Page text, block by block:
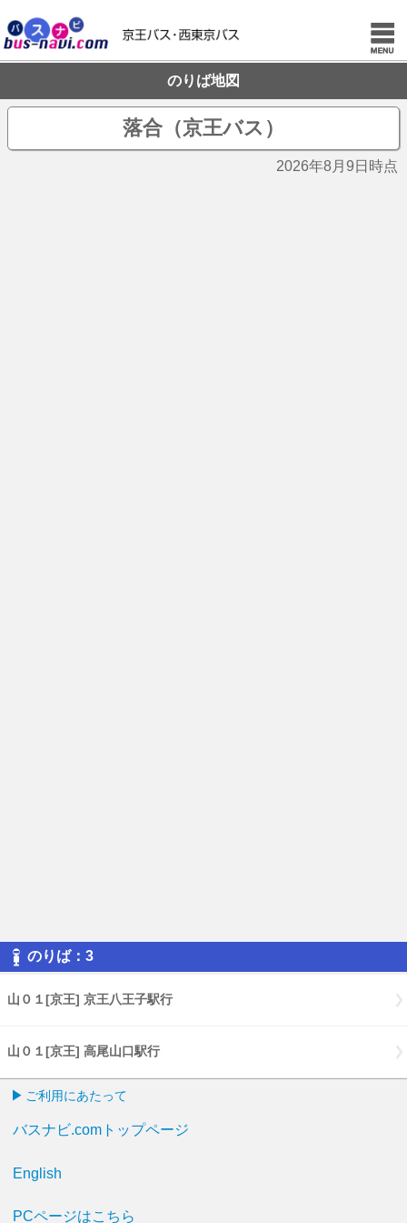
のりば地図
落合（京王バス）
2026年8月9日時点
のりば：3
山０１[京王] 京王八王子駅行
山０１[京王] 高尾山口駅行
ご利用にあたって
バスナビ.comトップページ
English
PCページはこちら